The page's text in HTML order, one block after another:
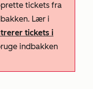
tickets fra
Lær i
tickets i
indbakken